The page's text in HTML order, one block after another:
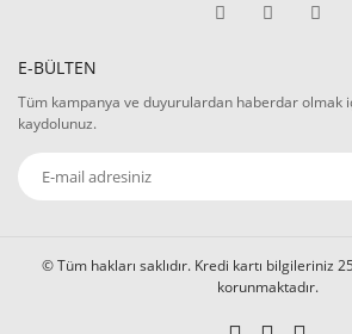
E-BÜLTEN
Tüm kampanya ve duyurulardan haberdar olmak
kaydolunuz.
© Tüm hakları saklıdır. Kredi kartı bilgileriniz
korunmaktadır.